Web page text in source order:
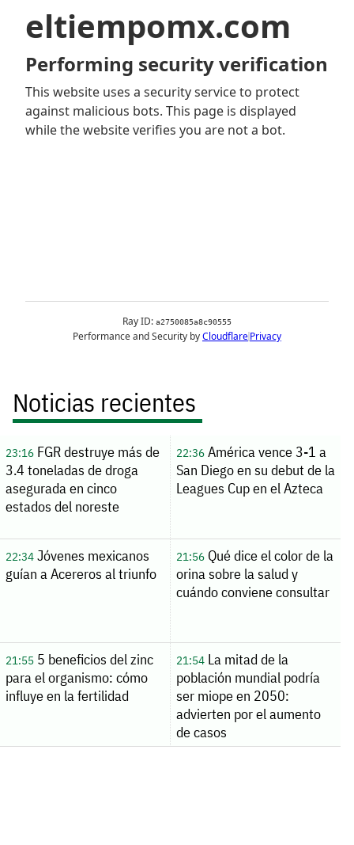
Noticias recientes
23:16FGR destruye más de
3.4 toneladas de droga
asegurada en cinco
estados del noreste
22:36América vence 3-1 a
San Diego en su debut de la
Leagues Cup en el Azteca
22:34Jóvenes mexicanos
guían a Acereros al triunfo
21:56Qué dice el color de la
orina sobre la salud y
cuándo conviene consultar
21:555 beneficios del zinc
para el organismo: cómo
influye en la fertilidad
21:54La mitad de la
población mundial podría
ser miope en 2050:
advierten por el aumento
de casos